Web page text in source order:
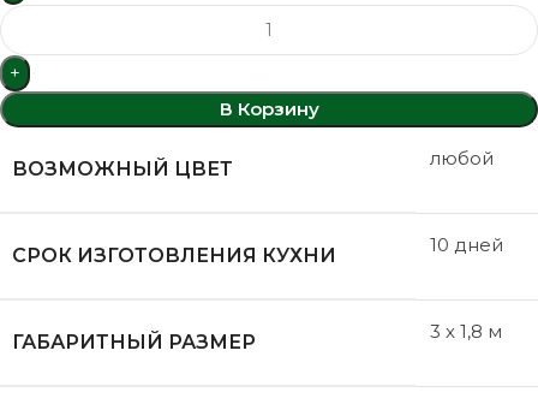
В Корзину
ВОЗМОЖНЫЙ ЦВЕТ любой
СРОК ИЗГОТОВЛЕНИЯ КУХНИ 10 дней
ГАБАРИТНЫЙ РАЗМЕР 3 x 1,8 м